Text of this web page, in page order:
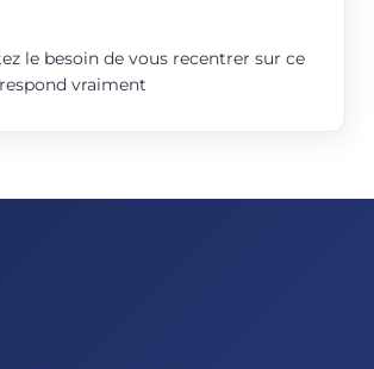
le besoin de vous recentrer sur ce
vraiment